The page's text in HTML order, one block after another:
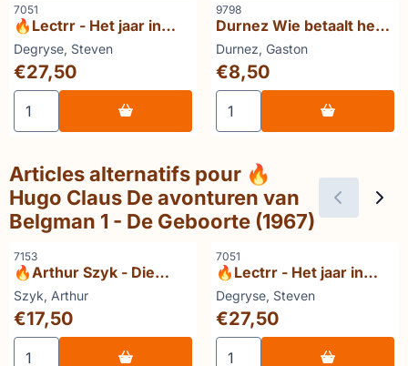
Référence
7051
🔥Lectrr - Het jaar in
cartoons (3 delen):
Lectrr brult - Lectrr
gromt - Lectrr leeft
Marque :
Degryse, Steven
Prix: 27,50
€27,50
Choisir la quantité pour 🔥Lectrr - Het jaar in cartoons
Référence
9798
Durnez Wie betaalt het
gelach ?
Marque :
Durnez, Gaston
Prix: 8,50
€8,50
Choisir la quantité pour
Articles alternatifs pour 🔥
Hugo Claus De avonturen van
Belgman 1 - De Geboorte (1967)
Référence
7153
🔥Arthur Szyk - Die
Neue Ordnung - Anti-
Nazi Caricatures (1979
Edition)
Marque :
Szyk, Arthur
Prix: 17,50
€17,50
Choisir la quantité pour 🔥Arthur Szyk - Die Neue
Référence
7051
🔥Lectrr - Het jaar in
cartoons (3 delen):
Lectrr brult - Lectrr
gromt - Lectrr leeft
Marque :
Degryse, Steven
Prix: 27,50
€27,50
Choisir la quantité pour